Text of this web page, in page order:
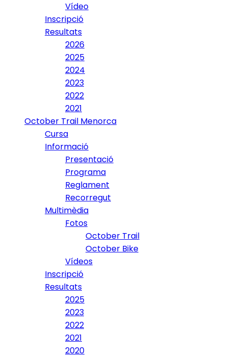
Vídeo
Inscripció
Resultats
2026
2025
2024
2023
2022
2021
October Trail Menorca
Cursa
Informació
Presentació
Programa
Reglament
Recorregut
Multimèdia
Fotos
October Trail
October Bike
Vídeos
Inscripció
Resultats
2025
2023
2022
2021
2020